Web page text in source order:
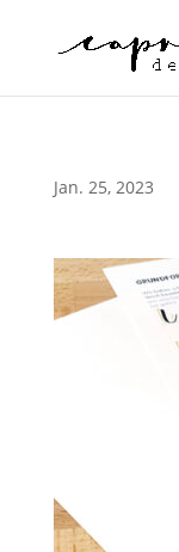
Jan. 25, 2023